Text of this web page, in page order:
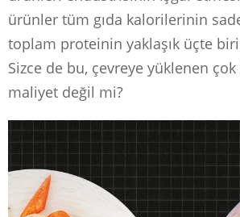
ürünler tüm gıda kalorilerinin
toplam proteinin yaklaşık üçte
Sizce de bu, çevreye yüklenen
maliyet değil mi?